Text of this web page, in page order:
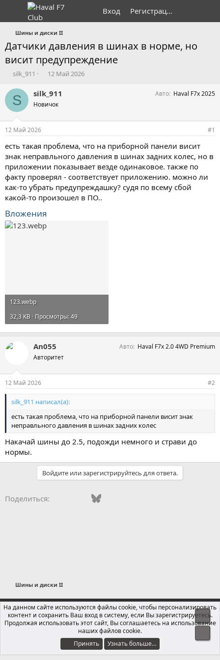
Вход Регистрация
Шины и диски II
Датчики давления в шинах в норме, но
висит предупреждение
А
т
о
т
е
м
ы
silk_911
Д
т
а
н
а
л
а
12 Май 2026
S silk_911
Новичок
Авто Haval F7x 2025
12 Май 2026 #1
есть такая проблема, что на приборной панели висит
знак неправльного давления в шинах задних колес, но в
приложении показывает везде одинаковое. также по
факту проверял - соответствует приложению. можно ли
как-то убрать предупреждашку? судя по всему сбой
какой-то произошел в ПО..
Вложения
123.webp
32,3 KB · Просмотры: 49
An055
Авторитет
Авто Haval F7x 2.0 4WD Premium
12 Май 2026 #2
silk_911 написал(а):
есть такая проблема, что на приборной панели висит знак
неправльного давления в шинах задних колес
Накачай шины до 2.5, подожди немного и страви до
нормы.
Войдите или зарегистрируйтесь для ответа.
Поделиться: Vkontakte
FacebookBluesky
Шины и диски II
Russian (RU)
Обратная связь
Условия и правила
Политика конфиденциальности
Помощь
Локализация от xenForo.Info®
На данном сайте используются файлы cookie, чтобы персонализировать
контент и сохранить Ваш вход в систему, если Вы зарегистрируетесь.
Продолжая использовать этот сайт, Вы соглашаетесь на использование
наших файлов cookie.
Принять
Узнать больше…